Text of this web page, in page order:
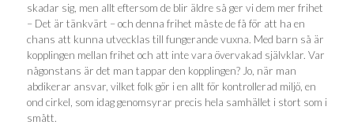
skadar sig, men allt eftersom de blir äldre så ger vi dem mer frihet
– Det är tänkvärt – och denna frihet måste de få för att ha en
chans att kunna utvecklas till fungerande vuxna. Med barn så är
kopplingen mellan frihet och att inte vara övervakad självklar. Var
någonstans är det man tappar den kopplingen? Jo, när man
abdikerar ansvar, vilket folk gör i en allt för kontrollerad miljö, en
ond cirkel, som idag genomsyrar precis hela samhället i stort som i
smått.